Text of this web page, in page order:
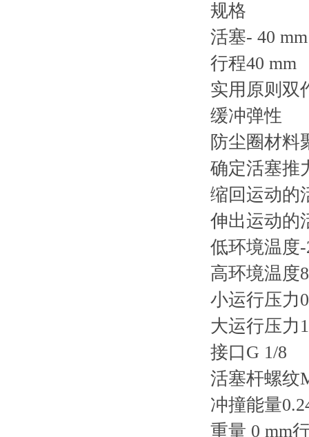
规格
活塞- 40 mm
行程40 mm
实用原则双
缓冲弹性
防尘圈材料
确定活塞推
缩回运动的
伸出运动的
低环境温度-
高环境温度
小运行压力
大运行压力
接口G 1/8
活塞杆螺纹
冲撞能量
重量 0 mm